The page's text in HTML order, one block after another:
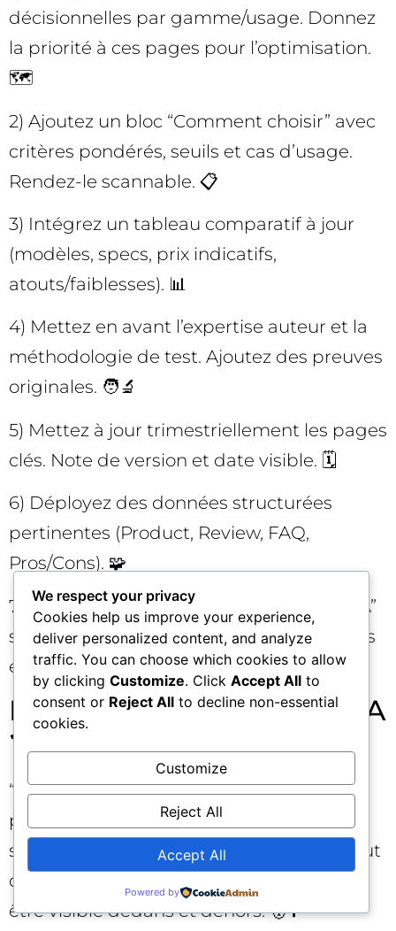
décisionnelles par gamme/usage. Donnez
la priorité à ces pages pour l’optimisation.
🗺️
2) Ajoutez un bloc “Comment choisir” avec
critères pondérés, seuils et cas d’usage.
Rendez-le scannable. 📋
3) Intégrez un tableau comparatif à jour
(modèles, specs, prix indicatifs,
atouts/faiblesses). 📊
4) Mettez en avant l’expertise auteur et la
méthodologie de test. Ajoutez des preuves
originales. 🧑‍🔬
5) Mettez à jour trimestriellement les pages
clés. Note de version et date visible. 🗓️
6) Déployez des données structurées
pertinentes (Product, Review, FAQ,
Pros/Cons). 🧩
7) Suivez un KPI simple : “Part d’Aperçu IA”
sur vos 100 requêtes les plus contributives
en revenu. 🎯
FAQ rapide sur l’Aperçu IA
❓
“Dois-je viser l’Aperçu IA si je suis déjà
premier en SEO classique ?” Oui, surtout
sur les requêtes d’évaluation. L’encart peut
détourner des clics du top 1, il vaut mieux
être visible dedans et dehors. 🥇➕
We respect your privacy
Cookies help us improve your experience,
deliver personalized content, and analyze
traffic. You can choose which cookies to allow
by clicking Customize. Click Accept All to
consent or Reject All to decline non-essential
cookies.
Customize
Reject All
Accept All
Powered by